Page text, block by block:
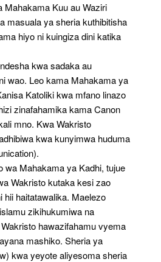
Mahakama Kuu au Waziri
masuala ya sheria kuthibitisha
hiyo ni kuingiza dini katika
kwa sadaka au
wao. Leo kama Mahakama ya
Katoliki kwa mfano linazo
zinafahamika kama Canon
mno. Kwa Wakristo
kwa kunyimwa huduma
wa Mahakama ya Kadhi, tujue
Wakristo kutaka kesi zao
hii haitatawalika. Maelezo
zikihukumiwa na
hawazifahamu vyema
mashiko. Sheria ya
kwa yeyote aliyesoma sheria